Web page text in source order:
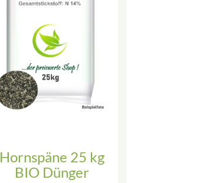
Hornspäne 25 kg
BIO Dünger